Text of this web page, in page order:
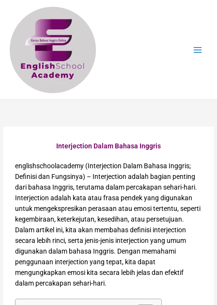
content
Interjection Dalam Bahasa Inggris
englishschoolacademy (Interjection Dalam Bahasa Inggris;
Definisi dan Fungsinya) – Interjection adalah bagian penting
dari bahasa Inggris, terutama dalam percakapan sehari-hari.
Interjection adalah kata atau frasa pendek yang digunakan
untuk mengekspresikan perasaan atau emosi tertentu, seperti
kegembiraan, keterkejutan, kesedihan, atau persetujuan.
Dalam artikel ini, kita akan membahas definisi interjection
secara lebih rinci, serta jenis-jenis interjection yang umum
digunakan dalam bahasa Inggris. Dengan memahami
penggunaan interjection yang tepat, kita dapat
mengungkapkan emosi kita secara lebih jelas dan efektif
dalam percakapan sehari-hari.